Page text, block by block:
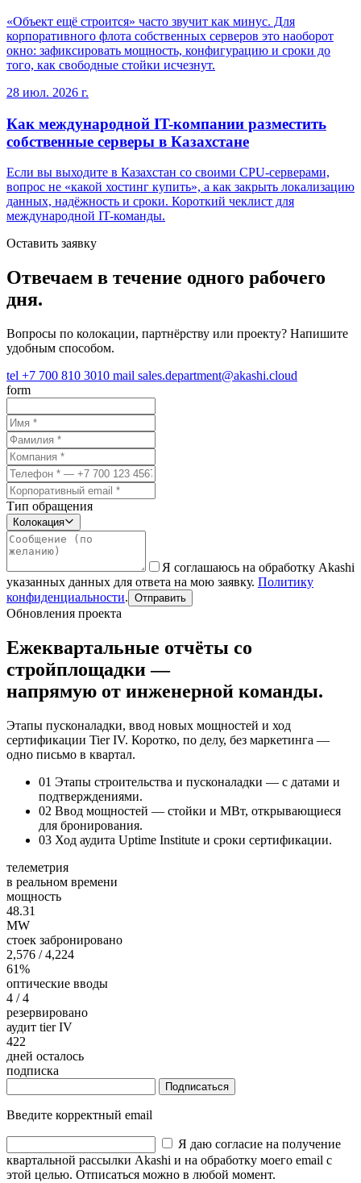
«Объект ещё строится» часто звучит как минус. Для
корпоративного флота собственных серверов это наоборот
окно: зафиксировать мощность, конфигурацию и сроки до
того, как свободные стойки исчезнут.
28 июл. 2026 г.
Как международной IT-компании разместить
собственные серверы в Казахстане
Если вы выходите в Казахстан со своими CPU-серверами,
вопрос не «какой хостинг купить», а как закрыть локализацию
данных, надёжность и сроки. Короткий чеклист для
международной IT-команды.
Оставить заявку
Отвечаем в течение одного рабочего
дня.
Вопросы по колокации, партнёрству или проекту? Напишите
удобным способом.
tel +7 700 810 3010 mail sales.department@akashi.cloud
form
Тип обращения
Колокация
Я соглашаюсь на обработку Akashi
указанных данных для ответа на мою заявку. Политику
конфиденциальности. Отправить
Обновления проекта
Ежеквартальные отчёты со
стройплощадки —
напрямую от инженерной команды.
Этапы пусконаладки, ввод новых мощностей и ход
сертификации Tier IV. Коротко, по делу, без маркетинга —
одно письмо в квартал.
01 Этапы строительства и пусконаладки — с датами и
подтверждениями.
02 Ввод мощностей — стойки и МВт, открывающиеся
для бронирования.
03 Ход аудита Uptime Institute и сроки сертификации.
телеметрия
в реальном времени
мощность
48.34
MW
стоек забронировано
2,576 / 4,224
61%
оптические вводы
4 / 4
резервировано
аудит tier IV
422
дней осталось
подписка
Подписаться
Введите корректный email
Я даю согласие на получение
квартальной рассылки Akashi и на обработку моего email с
этой целью. Отписаться можно в любой момент.